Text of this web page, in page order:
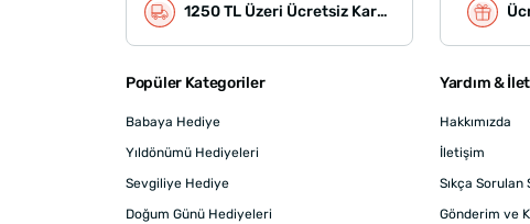
1250 TL Üzeri Ücretsiz Kargo
Popüler Kategoriler
Babaya Hediye
Yıldönümü Hediyeleri
Sevgiliye Hediye
Doğum Günü Hediyeleri
Yardım &
Hakkımızda
İletişim
Sıkça Sorulan
Gönderim ve